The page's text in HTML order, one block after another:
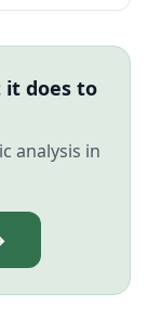
it does to
analysis in